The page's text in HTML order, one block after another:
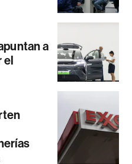
a
el